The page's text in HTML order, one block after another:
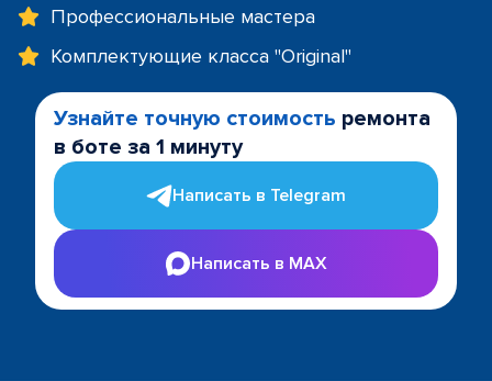
Профессиональные мастера
Комплектующие класса "Original"
Узнайте точную стоимость ремонта
в боте за 1 минуту
Написать в Telegram
Написать в MAX